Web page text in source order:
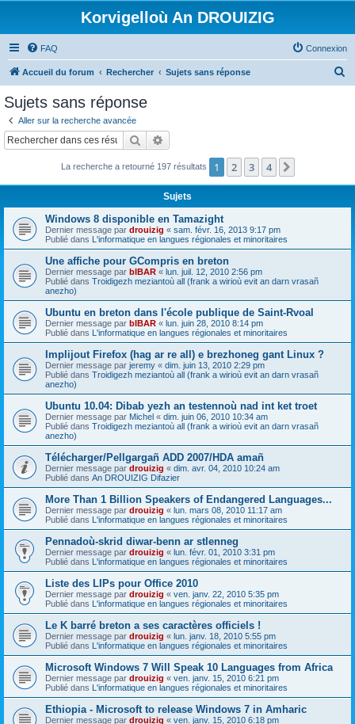
Korvigelloù An DROUIZIG
FAQ Connexion
Accueil du forum Rechercher Sujets sans réponse
c
Sujets sans réponse
Aller sur la recherche avancée
Rechercher
La recherche a retourné 197 résultats 1 2 3 4
Sujets
Windows 8 disponible en Tamazight
Dernier message par drouizig « sam. févr. 16, 2013 9:17 pm
Publié dans L'informatique en langues régionales et minoritaires
Une affiche pour GCompris en breton
Dernier message par bIBAR « lun. juil. 12, 2010 2:56 pm
Publié dans Troidigezh meziantoù all (frank a wirioù evit an darn vrasañ
anezho)
Ubuntu en breton dans l'école publique de Saint-Rvoal
Dernier message par bIBAR « lun. juin 28, 2010 8:14 pm
Publié dans L'informatique en langues régionales et minoritaires
Implijout Firefox (hag ar re all) e brezhoneg gant Linux ?
Dernier message par jeremy « dim. juin 13, 2010 2:29 pm
Publié dans Troidigezh meziantoù all (frank a wirioù evit an darn vrasañ
anezho)
Ubuntu 10.04: Dibab yezh an testennoù nad int ket troet
Dernier message par Michel « dim. juin 06, 2010 10:34 am
Publié dans Troidigezh meziantoù all (frank a wirioù evit an darn vrasañ
anezho)
Télécharger/Pellgargañ ADD 2007/HDA amañ
Dernier message par drouizig « dim. avr. 04, 2010 10:24 am
Publié dans An DROUIZIG Difazier
More Than 1 Billion Speakers of Endangered Languages...
Dernier message par drouizig « lun. mars 08, 2010 11:17 am
Publié dans L'informatique en langues régionales et minoritaires
Pennadoù-skrid diwar-benn ar stlenneg
Dernier message par drouizig « lun. févr. 01, 2010 3:31 pm
Publié dans L'informatique en langues régionales et minoritaires
Liste des LIPs pour Office 2010
Dernier message par drouizig « ven. janv. 22, 2010 5:35 pm
Publié dans L'informatique en langues régionales et minoritaires
Le K barré breton a ses caractères officiels !
Dernier message par drouizig « lun. janv. 18, 2010 5:55 pm
Publié dans L'informatique en langues régionales et minoritaires
Microsoft Windows 7 Will Speak 10 Languages from Africa
Dernier message par drouizig « ven. janv. 15, 2010 6:21 pm
Publié dans L'informatique en langues régionales et minoritaires
Ethiopia - Microsoft to release Windows 7 in Amharic
Dernier message par drouizig « ven. janv. 15, 2010 6:18 pm